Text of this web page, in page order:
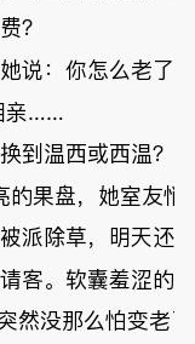
？
说：你怎么老了
亲……
到温西或西温？
果盘，她室友悄
派除草，明天还
客。软囊羞涩的
然没那么怕变老了